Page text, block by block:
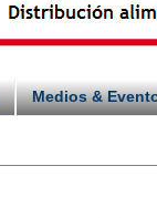
Medios &